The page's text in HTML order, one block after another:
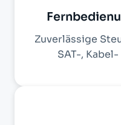
Zuverlässige
SAT-,